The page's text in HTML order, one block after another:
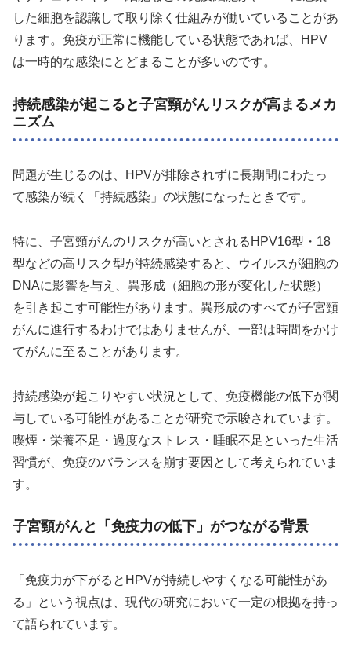
した細胞を認識して取り除く仕組みが働いていることがあ
ります。免疫が正常に機能している状態であれば、HPV
は一時的な感染にとどまることが多いのです。
持続感染が起こると子宮頸がんリスクが高まるメカ
ニズム
問題が生じるのは、HPVが排除されずに長期間にわたっ
て感染が続く「持続感染」の状態になったときです。
特に、子宮頸がんのリスクが高いとされるHPV16型・18
型などの高リスク型が持続感染すると、ウイルスが細胞の
DNAに影響を与え、異形成（細胞の形が変化した状態）
を引き起こす可能性があります。異形成のすべてが子宮頸
がんに進行するわけではありませんが、一部は時間をかけ
てがんに至ることがあります。
持続感染が起こりやすい状況として、免疫機能の低下が関
与している可能性があることが研究で示唆されています。
喫煙・栄養不足・過度なストレス・睡眠不足といった生活
習慣が、免疫のバランスを崩す要因として考えられていま
す。
子宮頸がんと「免疫力の低下」がつながる背景
「免疫力が下がるとHPVが持続しやすくなる可能性があ
る」という視点は、現代の研究において一定の根拠を持っ
て語られています。